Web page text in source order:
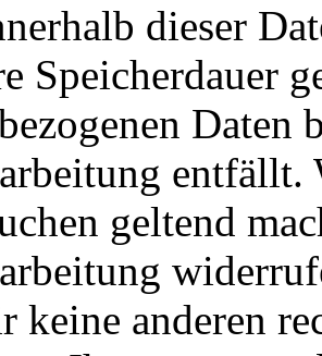
dieser
Speicherdauer
entfällt.
geltend
keine anderen